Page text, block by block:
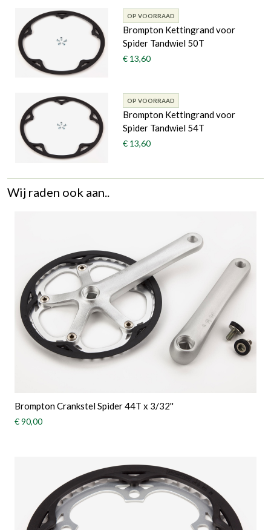
OP VOORRAAD
Brompton Kettingrand voor
Spider Tandwiel 50T
€ 13,60
OP VOORRAAD
Brompton Kettingrand voor
Spider Tandwiel 54T
€ 13,60
Wij raden ook aan..
Brompton Crankstel Spider 44T x 3/32''
€ 90,00